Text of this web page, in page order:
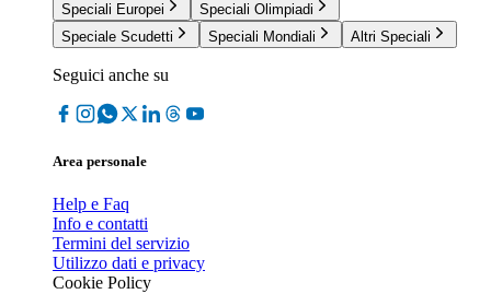
Speciali Europei
Speciali Olimpiadi
Speciale Scudetti
Speciali Mondiali Altri Speciali
Seguici anche su
Area personale
Help e Faq
Info e contatti
Termini del servizio
Utilizzo dati e privacy
Cookie Policy